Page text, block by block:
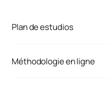
Plan de estudios
especialidad, y estarás
práctica basada en la evidencia.
Méthodologie en ligne